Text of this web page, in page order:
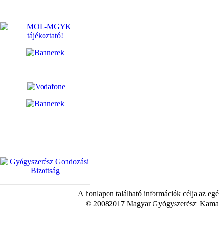
A honlapon található információk célja az
© 20082017 Magyar Gyógyszerészi